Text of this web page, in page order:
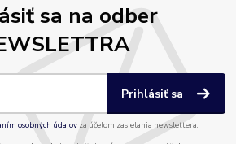
sa na odber
Prihlásiť sa
osobných údajov za účelom zasielania newslettera.